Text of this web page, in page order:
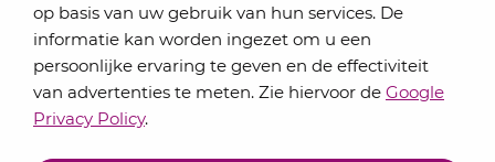
op basis van uw gebruik van hun services. De
informatie kan worden ingezet om u een
persoonlijke ervaring te geven en de effectiviteit
van advertenties te meten. Zie hiervoor de Google
Privacy Policy.
Inschrijven